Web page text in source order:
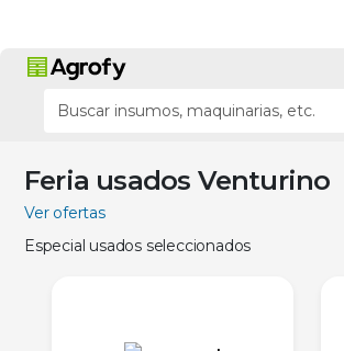
Feria usados Venturino
Ver ofertas
Especial usados seleccionados